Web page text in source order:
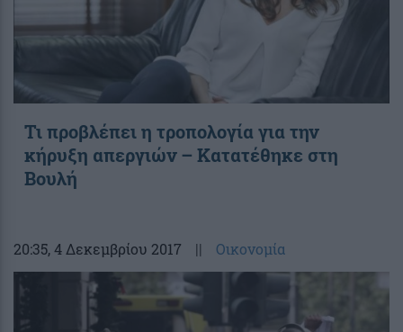
Τι προβλέπει η τροπολογία για την
κήρυξη απεργιών – Κατατέθηκε στη
Βουλή
20:35, 4 Δεκεμβρίου 2017 || Οικονομία